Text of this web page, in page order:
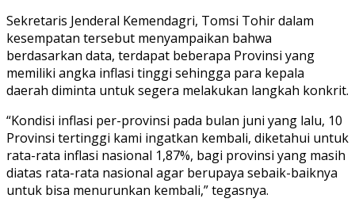
Sekretaris Jenderal Kemendagri, Tomsi Tohir dalam
kesempatan tersebut menyampaikan bahwa
berdasarkan data, terdapat beberapa Provinsi yang
memiliki angka inflasi tinggi sehingga para kepala
daerah diminta untuk segera melakukan langkah konkrit.
“Kondisi inflasi per-provinsi pada bulan juni yang lalu, 10
Provinsi tertinggi kami ingatkan kembali, diketahui untuk
rata-rata inflasi nasional 1,87%, bagi provinsi yang masih
diatas rata-rata nasional agar berupaya sebaik-baiknya
untuk bisa menurunkan kembali,” tegasnya.